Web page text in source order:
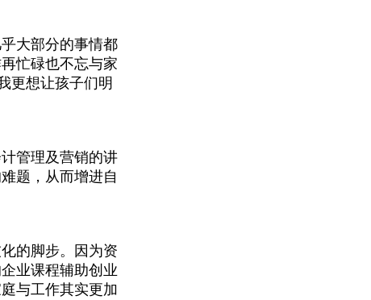
大部分的事情都
忙碌也不忘与家
更想让孩子们明
管理及营销的讲
题，从而增进自
的脚步。因为资
业课程辅助创业
与工作其实更加